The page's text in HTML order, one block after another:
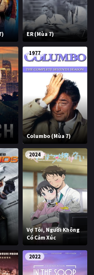
ER (Mùa 7)
1977
Columbo (Mùa 7)
2024
Vợ Tôi, Người Không
Có Cảm Xúc
2022